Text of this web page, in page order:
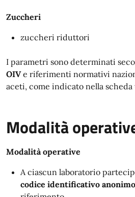
Zuccheri
zuccheri riduttori
I parametri sono determinati
OIVe riferimenti normativi
aceti, come indicato nella
Modalità
Modalità operative
A ciascun laboratorio
codice identificativo anonimo